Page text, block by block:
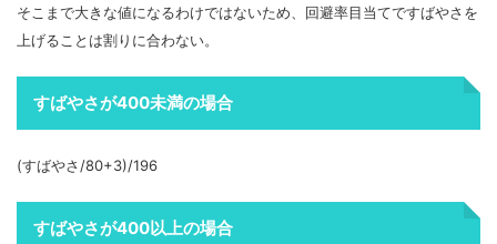
そこまで大きな値になるわけではないため、回避率目当てですばやさを
上げることは割りに合わない。
すばやさが400未満の場合
(すばやさ/80+3)/196
すばやさが400以上の場合